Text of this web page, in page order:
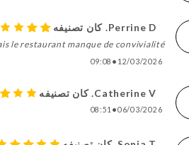
Perrine D. كان تصنيفه
le restaurant manque de convivialité.
12/03/2026
•
09:08
Catherine V. كان تصنيفه
06/03/2026
•
08:51